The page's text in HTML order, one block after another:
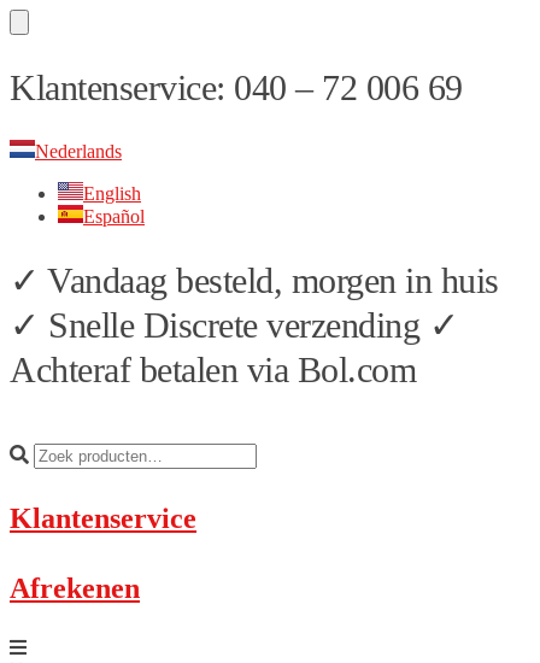
Skip
to
Skip
to
Klantenservice: 040 – 72 006 69
Nederlands
English
Español
✓ Vandaag besteld, morgen in huis
✓ Snelle Discrete verzending ✓
Achteraf betalen via Bol.com
Klantenservice
Afrekenen